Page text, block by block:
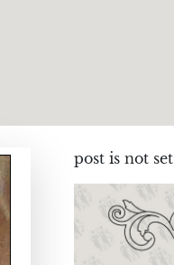
post is not set